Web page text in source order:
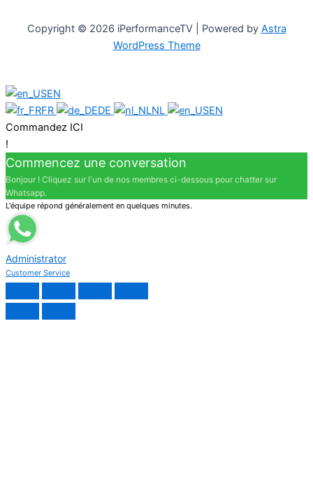
Copyright © 2026 iPerformanceTV | Powered by Astra
WordPress Theme
EN
FR
DE NL
EN
Commandez ICI
!
Commencez une conversation
Bonjour ! Cliquez sur l'un de nos membres ci-dessous pour chatter sur
Whatsapp.
L'équipe répond généralement en quelques minutes.
Administrator
Customer Service